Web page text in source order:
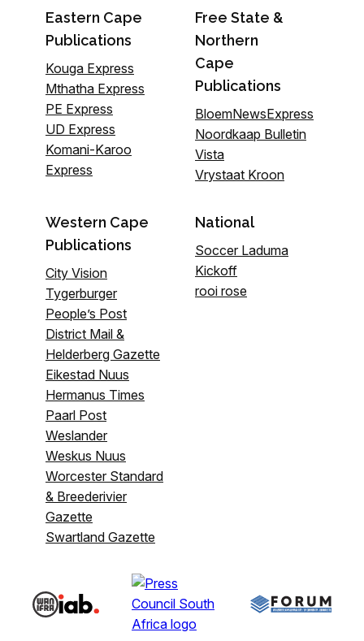
Eastern Cape
Publications
Kouga Express
Mthatha Express
PE Express
UD Express
Komani-Karoo
Express
Free State &
Northern
Cape
Publications
BloemNewsExpress
Noordkaap Bulletin
Vista
Vrystaat Kroon
Western Cape
Publications
City Vision
Tygerburger
People’s Post
District Mail &
Helderberg Gazette
Eikestad Nuus
Hermanus Times
Paarl Post
Weslander
Weskus Nuus
Worcester Standard
& Breederivier
Gazette
Swartland Gazette
National
Soccer Laduma
Kickoff
rooi rose